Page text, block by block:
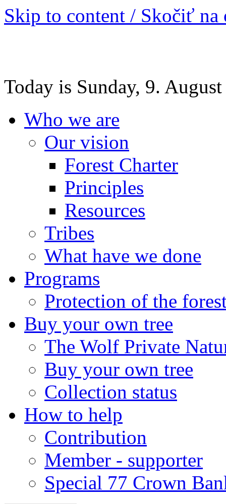
Skip to content / Skočiť na
Today is Sunday, 9.
Who we are
Our vision
Forest Charter
Principles
Resources
Tribes
What have we done
Programs
Protection of the
Buy your own tree
The Wolf Private
Buy your own tree
Collection status
How to help
Contribution
Member - supporter
Special 77 Crown